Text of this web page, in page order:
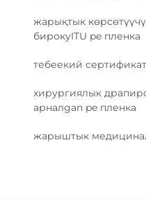
жарықтык
бирокуITU pe пленка
тебеекий
хирургиялык
арналgan pe пленка
жарыштык